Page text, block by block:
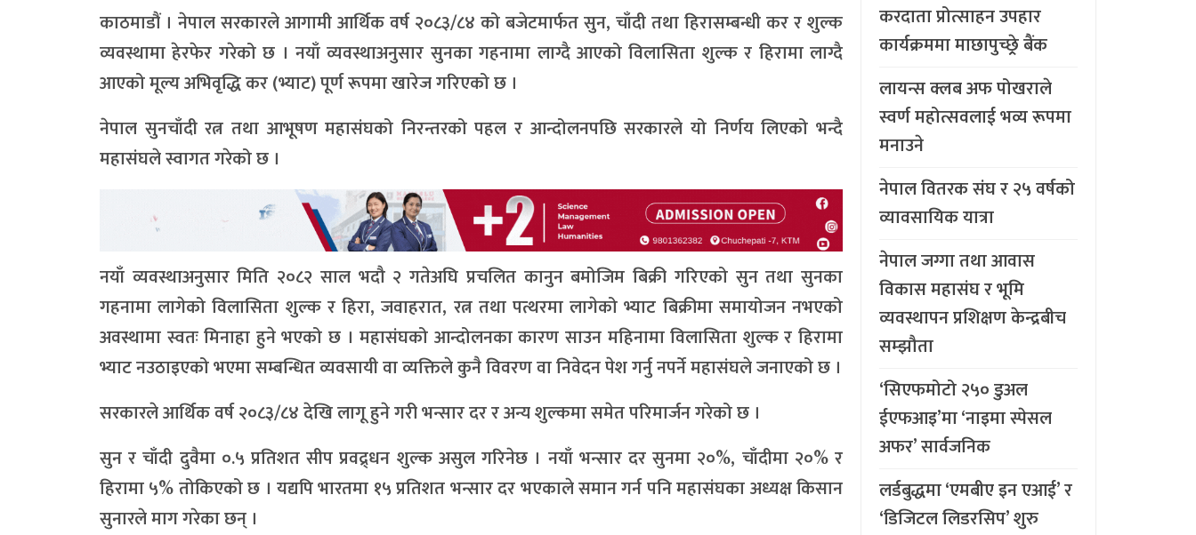
काठमाडौं । नेपाल सरकारले आगामी आर्थिक वर्ष २०८३/८४ को बजेटमार्फत सुन, चाँदी तथा हिरासम्बन्धी कर र शुल्क
व्यवस्थामा हेरफेर गरेको छ । नयाँ व्यवस्थाअनुसार सुनका गहनामा लाग्दै आएको विलासिता शुल्क र हिरामा लाग्दै
आएको मूल्य अभिवृद्धि कर (भ्याट) पूर्ण रूपमा खारेज गरिएको छ ।
नेपाल सुनचाँदी रत्न तथा आभूषण महासंघको निरन्तरको पहल र आन्दोलनपछि सरकारले यो निर्णय लिएको भन्दै
महासंघले स्वागत गरेको छ ।
नयाँ व्यवस्थाअनुसार मिति २०८२ साल भदौ २ गतेअघि प्रचलित कानुन बमोजिम बिक्री गरिएको सुन तथा सुनका
गहनामा लागेको विलासिता शुल्क र हिरा, जवाहरात, रत्न तथा पत्थरमा लागेको भ्याट बिक्रीमा समायोजन नभएको
अवस्थामा स्वतः मिनाहा हुने भएको छ । महासंघको आन्दोलनका कारण साउन महिनामा विलासिता शुल्क र हिरामा
भ्याट नउठाइएको भएमा सम्बन्धित व्यवसायी वा व्यक्तिले कुनै विवरण वा निवेदन पेश गर्नु नपर्ने महासंघले जनाएको छ ।
सरकारले आर्थिक वर्ष २०८३/८४ देखि लागू हुने गरी भन्सार दर र अन्य शुल्कमा समेत परिमार्जन गरेको छ ।
सुन र चाँदी दुवैमा ०.५ प्रतिशत सीप प्रवद्र्धन शुल्क असुल गरिनेछ । नयाँ भन्सार दर सुनमा २०%, चाँदीमा २०% र
हिरामा ५% तोकिएको छ । यद्यपि भारतमा १५ प्रतिशत भन्सार दर भएकाले समान गर्न पनि महासंघका अध्यक्ष किसान
सुनारले माग गरेका छन् ।
करदाता प्रोत्साहन उपहार
कार्यक्रममा माछापुच्छ्र्रे बैंक
लायन्स क्लब अफ पोखराले
स्वर्ण महोत्सवलाई भव्य रूपमा
मनाउने
नेपाल वितरक संघ र २५ वर्षको
व्यावसायिक यात्रा
नेपाल जग्गा तथा आवास
विकास महासंघ र भूमि
व्यवस्थापन प्रशिक्षण केन्द्रबीच
सम्झौता
‘सिएफमोटो २५० डुअल
ईएफआइ’मा ‘नाइमा स्पेसल
अफर’ सार्वजनिक
लर्डबुद्धमा ‘एमबीए इन एआई’ र
‘डिजिटल लिडरसिप’ शुरु